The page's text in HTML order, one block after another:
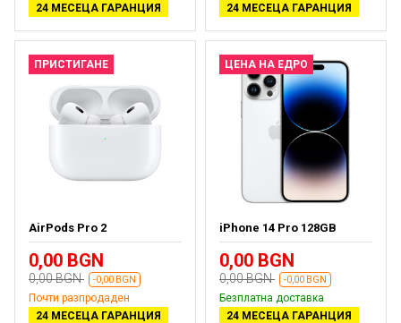
24 МЕСЕЦА ГАРАНЦИЯ
24 МЕСЕЦА ГАРАНЦИЯ
ПРИСТИГАНЕ
AirPods Pro 2
0,00 BGN
0,00 BGN -0,00 BGN
Почти разпродаден
24 МЕСЕЦА ГАРАНЦИЯ
ЦЕНА НА ЕДРО
iPhone 14 Pro 128GB
0,00 BGN
0,00 BGN -0,00 BGN
Безплатна доставка
24 МЕСЕЦА ГАРАНЦИЯ